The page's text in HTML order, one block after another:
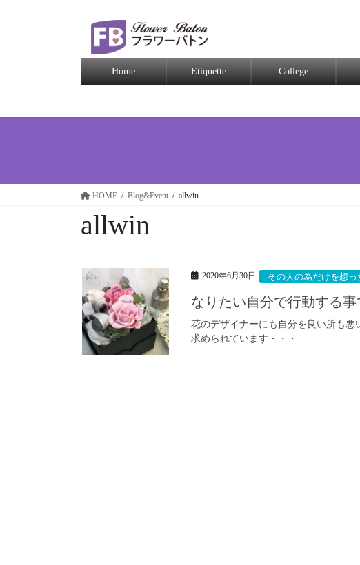
Home Etiquette College
HOME Blog&Event allwin
allwin
2020年6月30日 その人の為だけを想っ
なりたい自分で行動する事
花のデザイナーにも自分を良い所も
求められています・・・